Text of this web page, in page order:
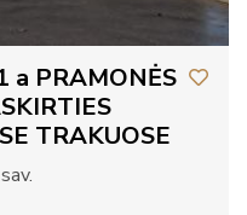
a PRAMONĖS
TRAKUOSE